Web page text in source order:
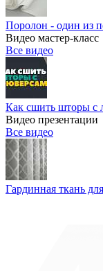
Поролон - один из
Видео мастер-класс
Все видео
Как сшить шторы с
Видео презентации
Все видео
Гардинная ткань